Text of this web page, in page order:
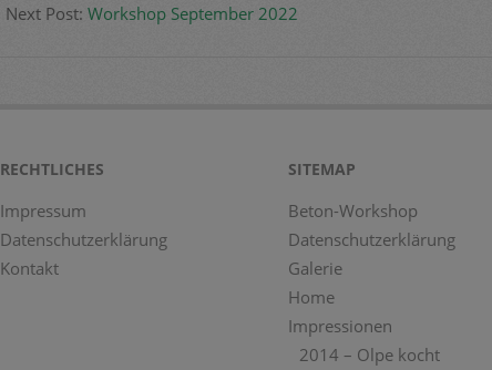
16
Next Post: Workshop September 2022
RECHTLICHES
Impressum
Datenschutzerklärung
Kontakt
SITEMAP
Beton-Workshop
Datenschutzerklärung
Galerie
Home
Impressionen
2014 – Olpe kocht